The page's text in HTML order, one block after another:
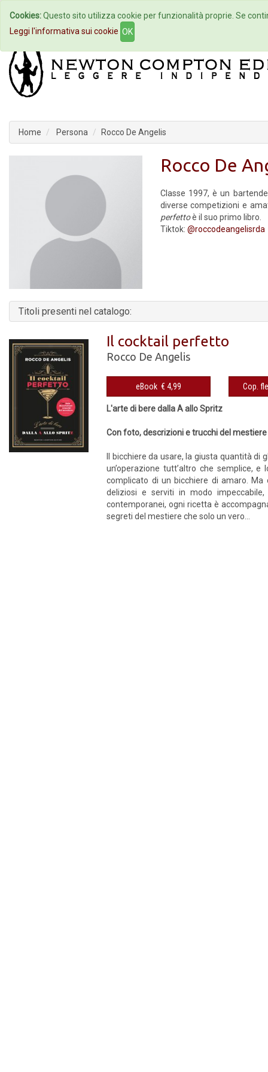
Home Autori Eventi
Home Persona Rocco De Angelis
Rocco De
Classe 1997, è un
diverse competizioni e
perfettoè il suo primo libro.
Tiktok: @roccodeangelisrda
Titoli presenti nel catalogo:
Il cocktail perfetto
Rocco De Angelis
eBook € 4,99
L'arte di bere dalla A allo Spritz
Con foto, descrizioni e trucchi del mestiere
Il bicchiere da usare, la giusta quantità di
un’operazione tutt’altro che semplice,
complicato di un bicchiere di amaro.
deliziosi e serviti in modo
contemporanei, ogni ricetta è
segreti del mestiere che solo un vero...
Cookies:Questo sito utilizza cookie per funzionalità proprie. Se
Leggi l'informativa sui cookie OK